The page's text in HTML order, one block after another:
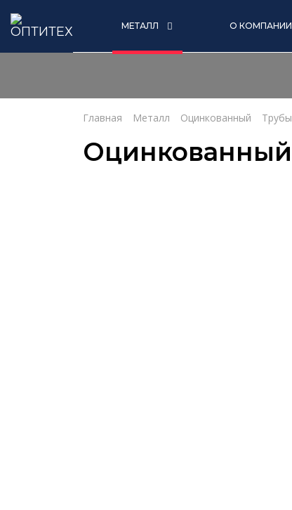
МЕТАЛЛ О КОМПАНИИ
Главная Металл Оцинкованный Трубы
Оцинкованный